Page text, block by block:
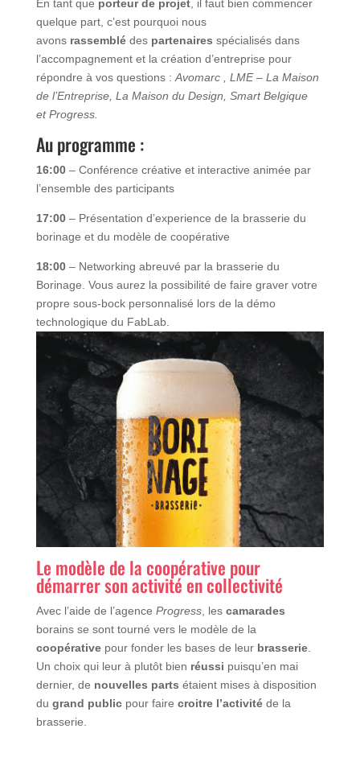
En tant que porteur de projet, il faut bien commencer
quelque part, c’est pourquoi nous
avons rassemblé des partenaires spécialisés dans
l’accompagnement et la création d’entreprise pour
répondre à vos questions : Avomarc , LME – La Maison
de l’Entreprise, La Maison du Design, Smart Belgique
et Progress.
Au programme :
16:00– Conférence créative et interactive animée par
l’ensemble des participants
17:00– Présentation d’experience de la brasserie du
borinage et du modèle de coopérative
18:00– Networking abreuvé par la brasserie du
Borinage. Vous aurez la possibilité de faire graver votre
propre sous-bock personnalisé lors de la démo
technologique du FabLab.
Le modèle de la coopérative pour
démarrer son activité en collectivité
Avec l’aide de l’agence Progress, les camarades
borains se sont tourné vers le modèle de la
coopérative pour fonder les bases de leur brasserie.
Un choix qui leur à plutôt bien réussi puisqu’en mai
dernier, de nouvelles parts étaient mises à disposition
du grand publicpour faire croitre l’activitéde la
brasserie.